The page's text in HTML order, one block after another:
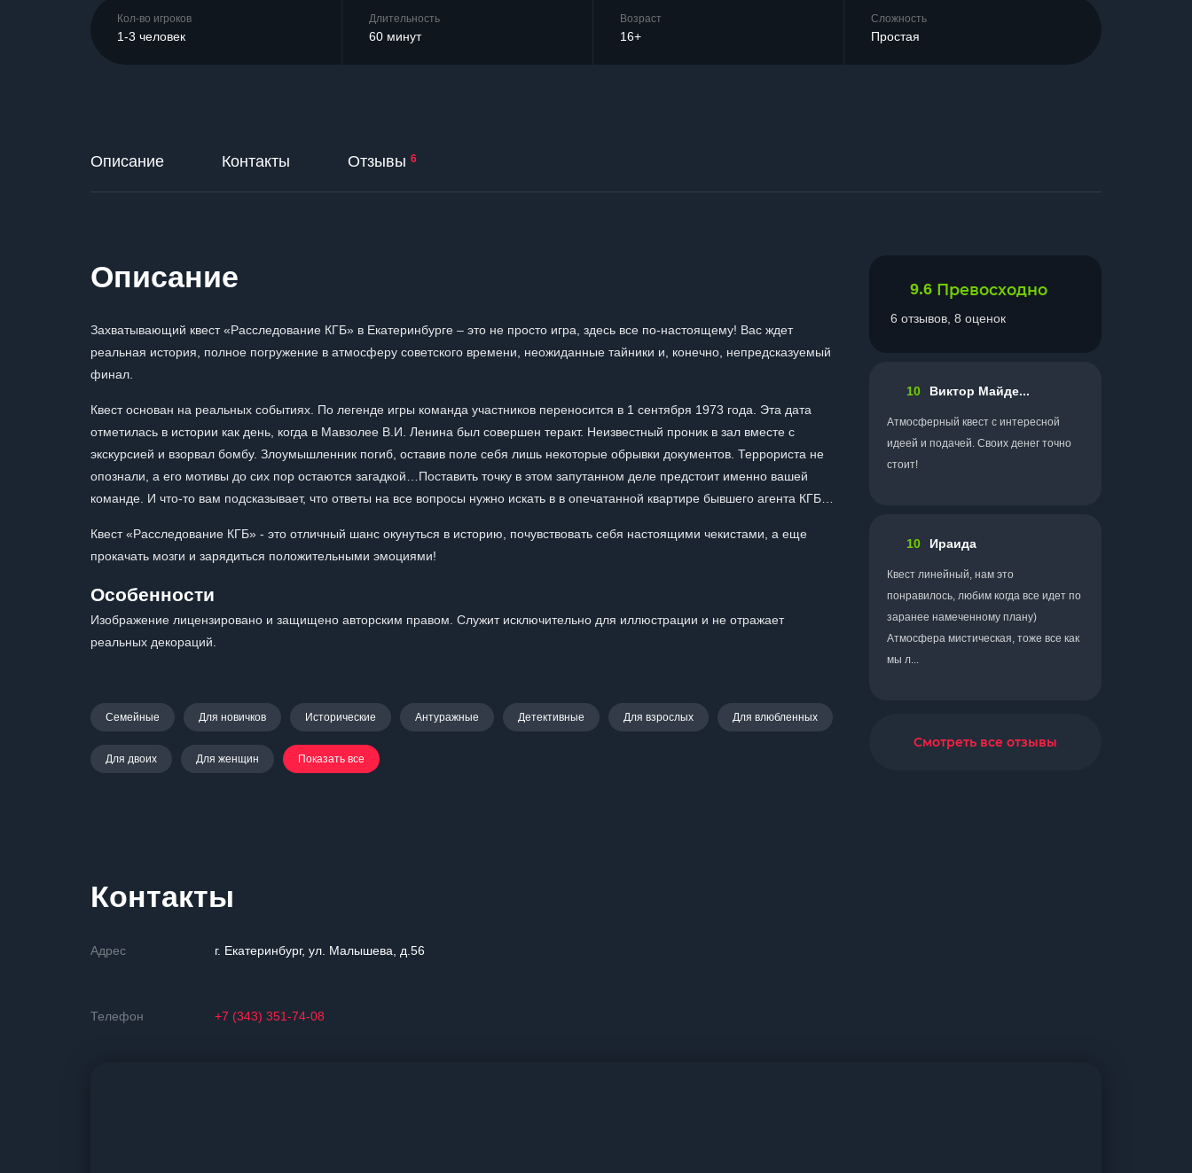
Кол-во игроков
1-3 человек
Длительность
60 минут
Возраст
16+
Сложность
Простая
Описание Контакты Отзывы 6
Описание
Захватывающий квест «Расследование КГБ» в Екатеринбурге – это не просто игра, здесь все по-настоящему! Вас ждет
реальная история, полное погружение в атмосферу советского времени, неожиданные тайники и, конечно, непредсказуемый
финал.
Квест основан на реальных событиях. По легенде игры команда участников переносится в 1 сентября 1973 года. Эта дата
отметилась в истории как день, когда в Мавзолее В.И. Ленина был совершен теракт. Неизвестный проник в зал вместе с
экскурсией и взорвал бомбу. Злоумышленник погиб, оставив поле себя лишь некоторые обрывки документов. Террориста не
опознали, а его мотивы до сих пор остаются загадкой…Поставить точку в этом запутанном деле предстоит именно вашей
команде. И что-то вам подсказывает, что ответы на все вопросы нужно искать в в опечатанной квартире бывшего агента КГБ…
Квест «Расследование КГБ» - это отличный шанс окунуться в историю, почувствовать себя настоящими чекистами, а еще
прокачать мозги и зарядиться положительными эмоциями!
Особенности
Изображение лицензировано и защищено авторским правом. Служит исключительно для иллюстрации и не отражает
реальных декораций.
Семейные Для новичков Исторические Антуражные Детективные Для взрослых Для влюбленных
Для двоих Для женщин Показать все
9.6 Превосходно
6 отзывов, 8 оценок
10 Виктор Майде...
Атмосферный квест с интересной
идеей и подачей. Своих денег точно
стоит!
10 Ираида
Квест линейный, нам это
понравилось, любим когда все идет по
заранее намеченному плану)
Атмосфера мистическая, тоже все как
мы л...
Смотреть все отзывы
Контакты
Адрес г. Екатеринбург, ул. Малышева, д.56
Телефон +7 (343) 351-74-08